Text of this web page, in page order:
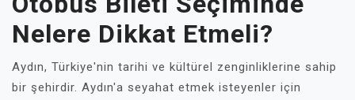
Nelere Dikkat Etmeli?
Aydın, Türkiye'nin tarihi ve kültürel zenginliklerine sahip
bir şehirdir. Aydın'a seyahat etmek isteyenler için